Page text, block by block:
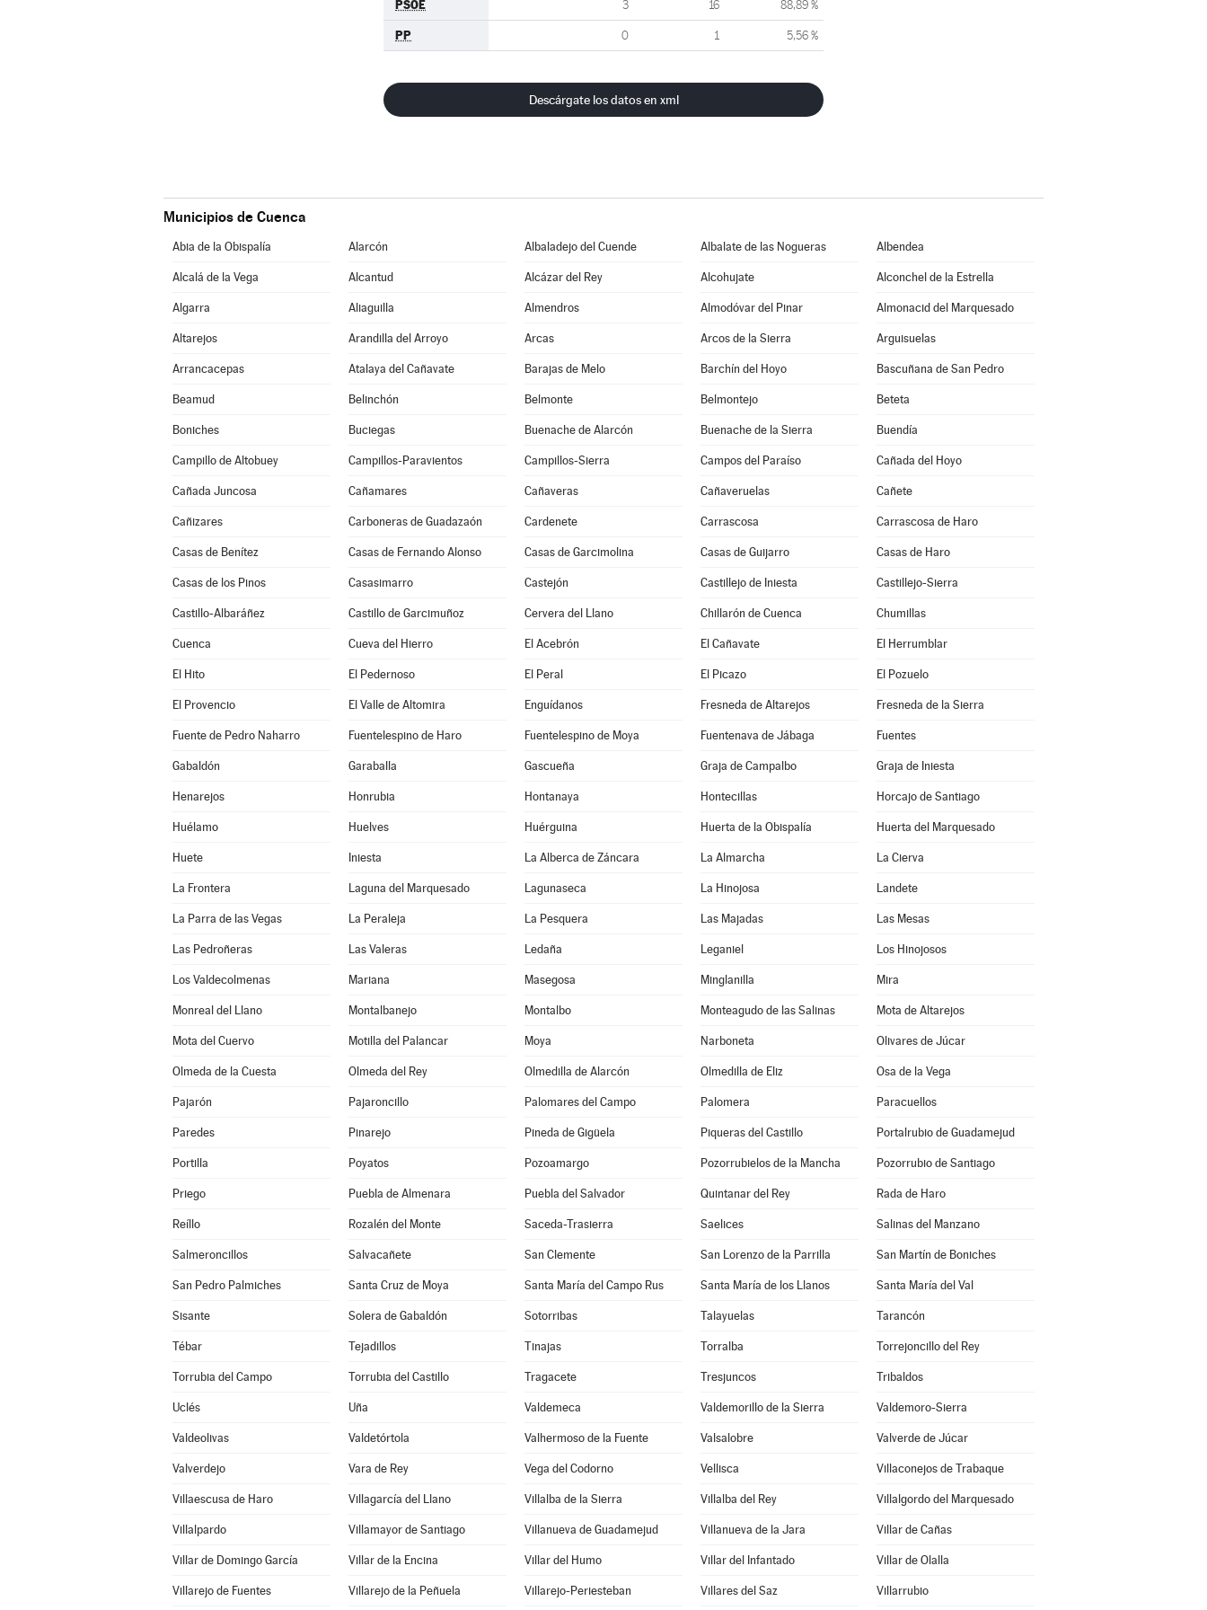
PSOE 3 16 88,89 %
PP 0 1 5,56 %
Descárgate los datos en xml
Municipios de Cuenca
Abia de la Obispalía Alarcón Albaladejo del Cuende Albalate de las Nogueras Albendea
Alcalá de la Vega Alcantud Alcázar del Rey Alcohujate Alconchel de la Estrella
Algarra Aliaguilla Almendros Almodóvar del Pinar Almonacid del Marquesado
Altarejos Arandilla del Arroyo Arcas Arcos de la Sierra Arguisuelas
Arrancacepas Atalaya del Cañavate Barajas de Melo Barchín del Hoyo Bascuñana de San Pedro
Beamud Belinchón Belmonte Belmontejo Beteta
Boniches Buciegas Buenache de Alarcón Buenache de la Sierra Buendía
Campillo de Altobuey Campillos-Paravientos Campillos-Sierra Campos del Paraíso Cañada del Hoyo
Cañada Juncosa Cañamares Cañaveras Cañaveruelas Cañete
Cañizares Carboneras de Guadazaón Cardenete Carrascosa Carrascosa de Haro
Casas de Benítez Casas de Fernando Alonso Casas de Garcimolina Casas de Guijarro Casas de Haro
Casas de los Pinos Casasimarro Castejón Castillejo de Iniesta Castillejo-Sierra
Castillo-Albaráñez Castillo de Garcimuñoz Cervera del Llano Chillarón de Cuenca Chumillas
Cuenca Cueva del Hierro El Acebrón El Cañavate El Herrumblar
El Hito El Pedernoso El Peral El Picazo El Pozuelo
El Provencio El Valle de Altomira Enguídanos Fresneda de Altarejos Fresneda de la Sierra
Fuente de Pedro Naharro Fuentelespino de Haro Fuentelespino de Moya Fuentenava de Jábaga Fuentes
Gabaldón Garaballa Gascueña Graja de Campalbo Graja de Iniesta
Henarejos Honrubia Hontanaya Hontecillas Horcajo de Santiago
Huélamo Huelves Huérguina Huerta de la Obispalía Huerta del Marquesado
Huete Iniesta La Alberca de Záncara La Almarcha La Cierva
La Frontera Laguna del Marquesado Lagunaseca La Hinojosa Landete
La Parra de las Vegas La Peraleja La Pesquera Las Majadas Las Mesas
Las Pedroñeras Las Valeras Ledaña Leganiel Los Hinojosos
Los Valdecolmenas Mariana Masegosa Minglanilla Mira
Monreal del Llano Montalbanejo Montalbo Monteagudo de las Salinas Mota de Altarejos
Mota del Cuervo Motilla del Palancar Moya Narboneta Olivares de Júcar
Olmeda de la Cuesta Olmeda del Rey Olmedilla de Alarcón Olmedilla de Eliz Osa de la Vega
Pajarón Pajaroncillo Palomares del Campo Palomera Paracuellos
Paredes Pinarejo Pineda de Gigüela Piqueras del Castillo Portalrubio de Guadamejud
Portilla Poyatos Pozoamargo Pozorrubielos de la Mancha Pozorrubio de Santiago
Priego Puebla de Almenara Puebla del Salvador Quintanar del Rey Rada de Haro
Reíllo Rozalén del Monte Saceda-Trasierra Saelices Salinas del Manzano
Salmeroncillos Salvacañete San Clemente San Lorenzo de la Parrilla San Martín de Boniches
San Pedro Palmiches Santa Cruz de Moya Santa María del Campo Rus Santa María de los Llanos Santa María del Val
Sisante Solera de Gabaldón Sotorribas Talayuelas Tarancón
Tébar Tejadillos Tinajas Torralba Torrejoncillo del Rey
Torrubia del Campo Torrubia del Castillo Tragacete Tresjuncos Tribaldos
Uclés Uña Valdemeca Valdemorillo de la Sierra Valdemoro-Sierra
Valdeolivas Valdetórtola Valhermoso de la Fuente Valsalobre Valverde de Júcar
Valverdejo Vara de Rey Vega del Codorno Vellisca Villaconejos de Trabaque
Villaescusa de Haro Villagarcía del Llano Villalba de la Sierra Villalba del Rey Villalgordo del Marquesado
Villalpardo Villamayor de Santiago Villanueva de Guadamejud Villanueva de la Jara Villar de Cañas
Villar de Domingo García Villar de la Encina Villar del Humo Villar del Infantado Villar de Olalla
Villarejo de Fuentes Villarejo de la Peñuela Villarejo-Periesteban Villares del Saz Villarrubio